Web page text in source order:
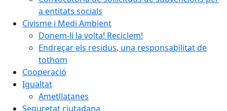
a entitats socials
Civisme i Medi Ambient
Donem-li la volta! Reciclem!
Endreçar els residus, una responsabilitat de
tothom
Cooperació
Igualtat
Ametllatanes
Seguretat ciutadana